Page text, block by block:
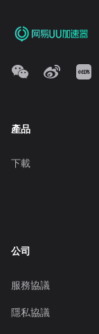
產品
下載
公司
服務協議
隱私協議